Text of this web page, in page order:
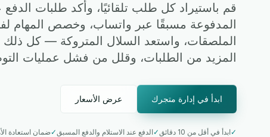
قم باستيراد كل طلب تلقائيًا، وأكد طلبات الدفع
المدفوعة مسبقًا عبر واتساب، وخصص المهام
الملصقات، واستعد السلال المتروكة — كل
المزيد من الطلبات، وقلل من فشل عمليات
ابدأ في إدارة متجرك عرض الأسعار
✓ابدأ في أقل من 10 دقائق ✓الدفع عند الاستلام والدفع المسبق✓ضمان استعادة